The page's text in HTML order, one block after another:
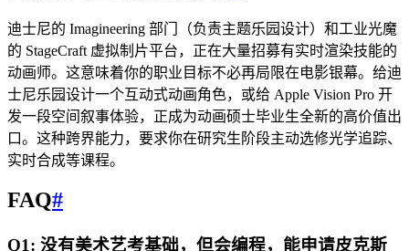
迪士尼的 Imagineering 部门（负责主题乐园设计）和工业光魔
的 StageCraft 虚拟制片平台，正在大量招募有实时渲染技能的
动画师。这意味着你的职业目标不必再局限在电影银幕。给迪
士尼乐园设计一个互动式动画角色，或给 Apple Vision Pro 开
发一段空间叙事体验，正成为动画硕士毕业生全新的高价值出
口。这种跨界能力，要求你在研究生阶段主动选修光学追踪、
实时合成等课程。
FAQ#
Q1: 没有美术艺考基础，但会编程，能申请皮克斯